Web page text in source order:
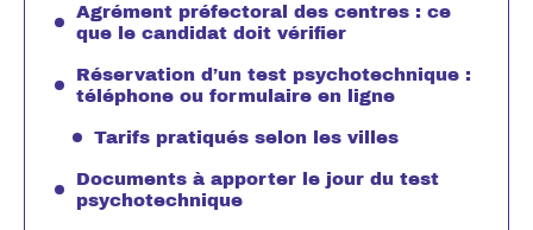
Agrément préfectoral des centres : ce
que le candidat doit vérifier
Réservation d’un test psychotechnique :
téléphone ou formulaire en ligne
Tarifs pratiqués selon les villes
Documents à apporter le jour du test
psychotechnique